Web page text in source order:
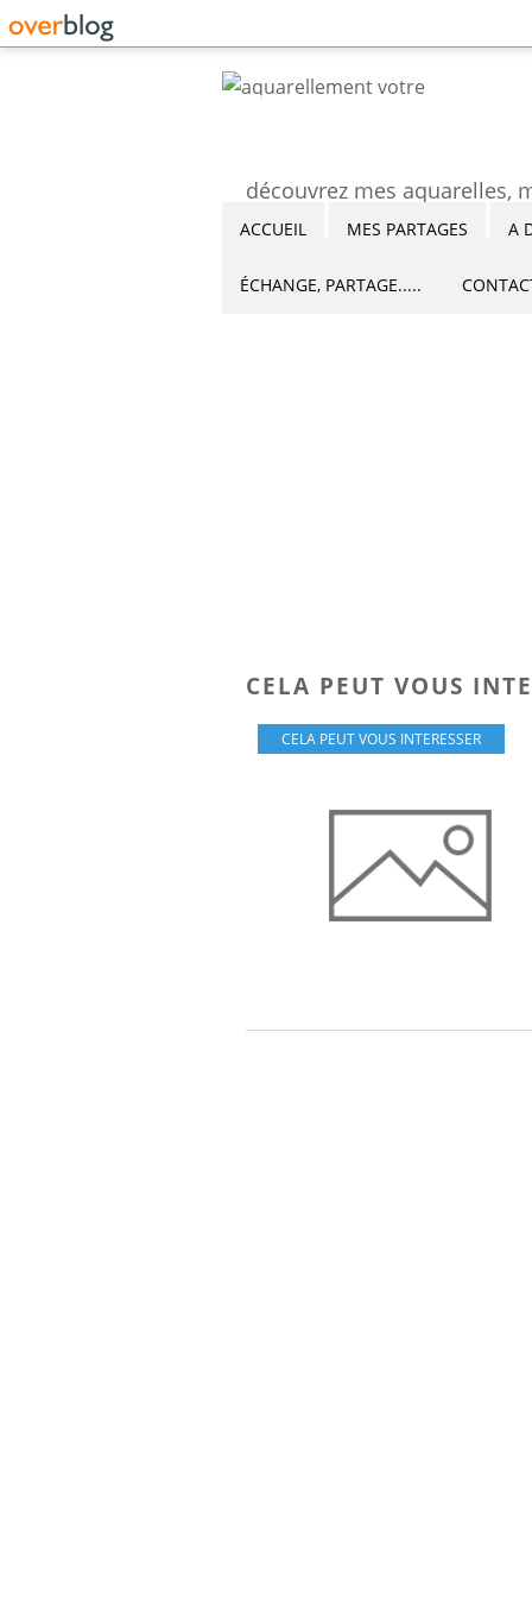
ACCUEIL MES PARTAGES A
ÉCHANGE, PARTAGE.....
CELA PEUT VOUS
CELA PEUT VOUS INTERESSER